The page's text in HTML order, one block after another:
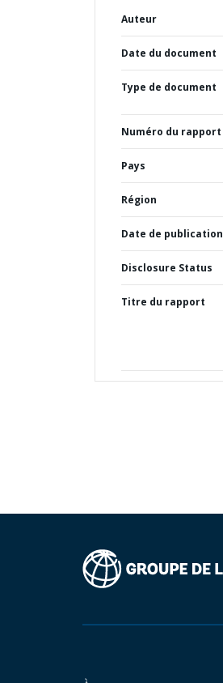
Auteur
Date du document
Type de document
Numéro du rapport
Pays
Région
Date de publication
Disclosure Status
Titre du rapport